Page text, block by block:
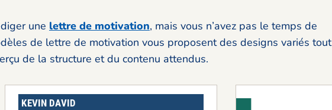
une lettre de motivation, mais vous n’avez pas le temps de
de lettre de motivation vous proposent des designs variés tout
de la structure et du contenu attendus.